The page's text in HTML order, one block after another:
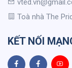
Toà nhà The
KẾT NỐI